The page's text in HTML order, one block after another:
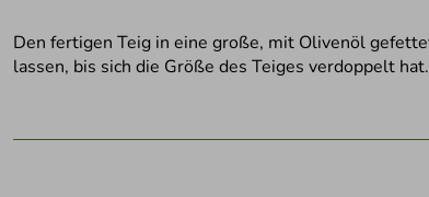
Den fertigen Teig in eine große, mit Olivenöl
lassen, bis sich die Größe des Teiges verdoppelt